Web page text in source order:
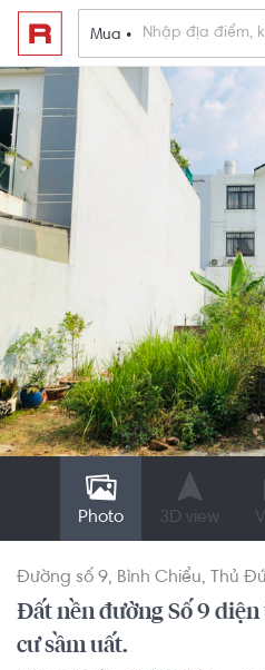
Mua •
Photo 3D view
Đường số 9 Bình Chiểu Thủ
Đất nền đường Số 9
cư sầm uất.